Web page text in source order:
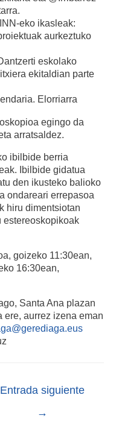
eko ikasleak:
aurkeztuko
eskolako
ekitaldian parte
Elorriarra
egingo da
arratsaldez.
ibilbide berria
Ibilbide gidatua
den ikusteko balioko
ondareari errepasoa
hiru dimentsiotan
estereoskopikoak
goizeko 11:30ean,
16:30ean,
Santa Ana plazan
ere, aurrez izena eman
Entrada siguiente
→